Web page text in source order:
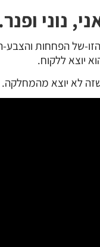
נוני
של הפחחות
יוצא ללקוח.
לא יוצא מהמחלקה.